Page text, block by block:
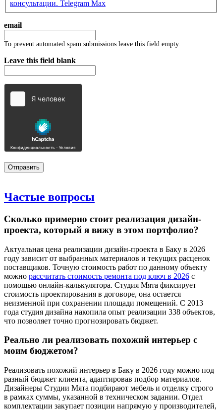
консультации. Telegram Max
email
To prevent automated spam submissions leave this field empty.
Leave this field blank
Частые вопросы
Сколько примерно стоит реализация дизайн-
проекта, который я вижу в этом портфолио?
Актуальная цена реализации дизайн-проекта в Баку в 2026
году зависит от выбранных материалов и текущих расценок
поставщиков. Точную стоимость работ по данному объекту
можно рассчитать стоимость ремонта под ключ в 2026 с
помощью онлайн-калькулятора. Студия Мята фиксирует
стоимость проектирования в договоре, она остается
неизменной при сохранении площади помещений. С 2013
года студия дизайна накопила опыт реализации 338 объектов,
что позволяет точно прогнозировать бюджет.
Реально ли реализовать похожий интерьер с
моим бюджетом?
Реализовать похожий интерьер в Баку в 2026 году можно под
разный бюджет клиента, адаптировав подбор материалов.
Дизайнеры Студии Мята подбирают мебель и отделку строго
в рамках суммы, указанной в техническом задании. Отдел
комплектации закупает позиции напрямую у производителей,